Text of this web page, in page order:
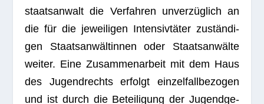
staats­an­walt die Ver­fah­ren unver­züg­lich an
die für die jewei­li­gen Inten­siv­tä­ter zustän­di­
gen Staats­an­wäl­tin­nen oder Staats­an­wälte
wei­ter. Eine Zusam­men­ar­beit mit dem Haus
des Jugend­rechts erfolgt ein­zel­fall­be­zo­gen
und ist durch die Betei­li­gung der Jugend­ge­